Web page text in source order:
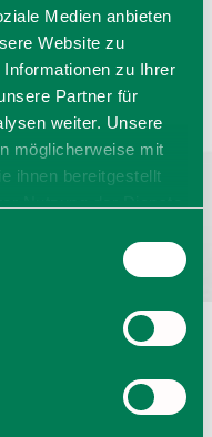
Medien anbieten
Website zu
zu Ihrer
Partner für
weiter. Unsere
möglicherweise mit
ihnen bereitgestellt
weiterhin nutzen.
EN IT
Prospekte
Datenschutz